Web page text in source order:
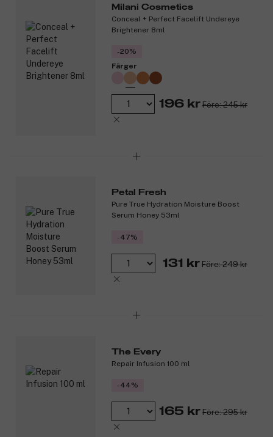
Milani Cosmetics
Conceal + Perfect Facelift Undereye
Brightener 8ml
-20%
Färger
196 kr Före: 245 kr
Petal Fresh
Pure True Hydration Moisture Boost
Serum Honey 53ml
-47%
131 kr Före: 249 kr
The Every
Repair Infusion 100 ml
-44%
165 kr Före: 295 kr